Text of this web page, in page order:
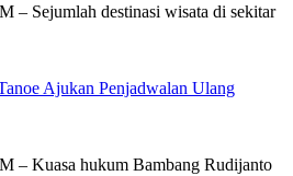
Sejumlah destinasi wisata di sekitar
Ajukan Penjadwalan Ulang
Kuasa hukum Bambang Rudijanto